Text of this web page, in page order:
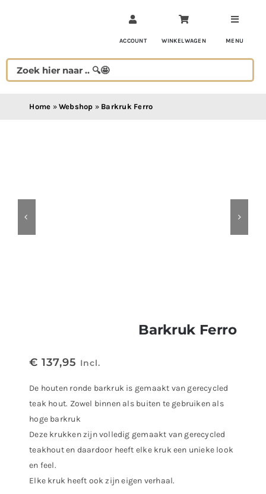
ACCOUNT WINKELWAGEN MENU
Home » Webshop » Barkruk Ferro
Barkruk Ferro
€ 137,95 Incl.
De houten ronde barkruk is gemaakt van gerecycled
teak hout. Zowel binnen als buiten te gebruiken als
hoge barkruk
Deze krukken zijn volledig gemaakt van gerecycled
teakhout en daardoor heeft elke kruk een unieke look
en feel.
Elke kruk heeft ook zijn eigen verhaal.